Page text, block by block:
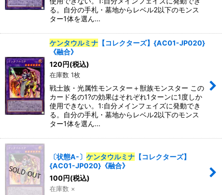
カテゴリ:
特集:
る。自分の手札・墓地からレベル2以下のモンス
ター1体を選ん…
ケンタウルミナ 【コレクターズ】{AC01-JP020}
《融合》
120円(税込)
在庫数 1枚
戦士族・光属性モンスター＋獣族モンスター この
カード名の1?の効果はそれぞれ1ターンに1度しか
使用できない。1:自分メインフェイズに発動でき
る。自分の手札・墓地からレベル2以下のモンス
ター1体を選ん…
〔状態A-〕 ケンタウルミナ 【コレクターズ】
{AC01-JP020}《融合》
100円(税込)
在庫数 ×